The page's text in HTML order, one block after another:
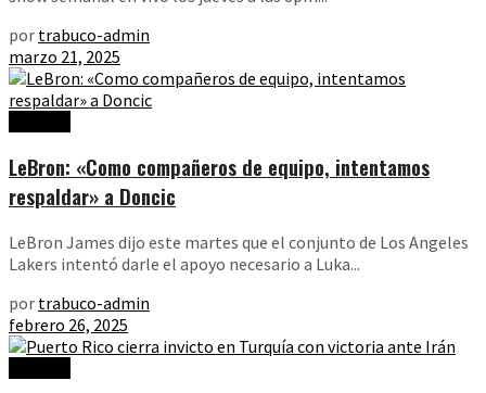
por trabuco-admin
marzo 21, 2025
LeBron: «Como compañeros de equipo, intentamos
respaldar» a Doncic
LeBron James dijo este martes que el conjunto de Los Angeles
Lakers intentó darle el apoyo necesario a Luka...
por trabuco-admin
febrero 26, 2025